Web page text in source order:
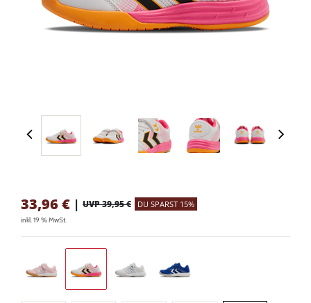
33,96 € | UVP 39,95 € DU SPARST 15%
inkl. 19 % MwSt.